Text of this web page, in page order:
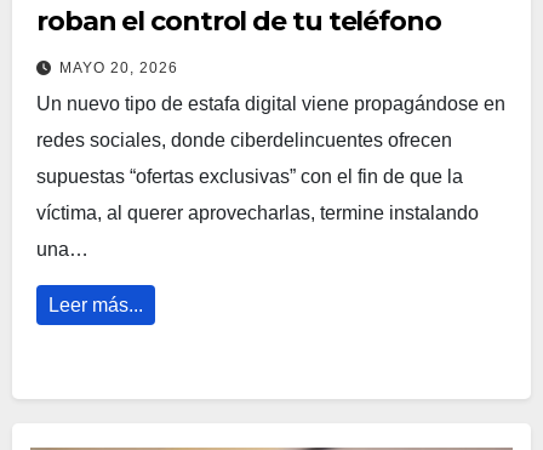
roban el control de tu teléfono
MAYO 20, 2026
Un nuevo tipo de estafa digital viene propagándose en
redes sociales, donde ciberdelincuentes ofrecen
supuestas “ofertas exclusivas” con el fin de que la
víctima, al querer aprovecharlas, termine instalando
una…
Leer más...